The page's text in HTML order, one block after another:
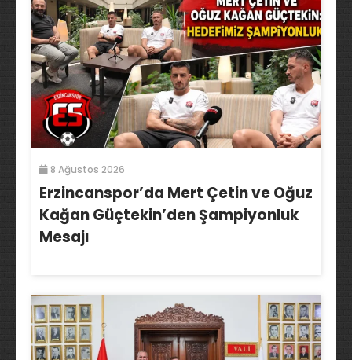
8 Ağustos 2026
Erzincanspor’da Mert Çetin ve Oğuz
Kağan Güçtekin’den Şampiyonluk
Mesajı